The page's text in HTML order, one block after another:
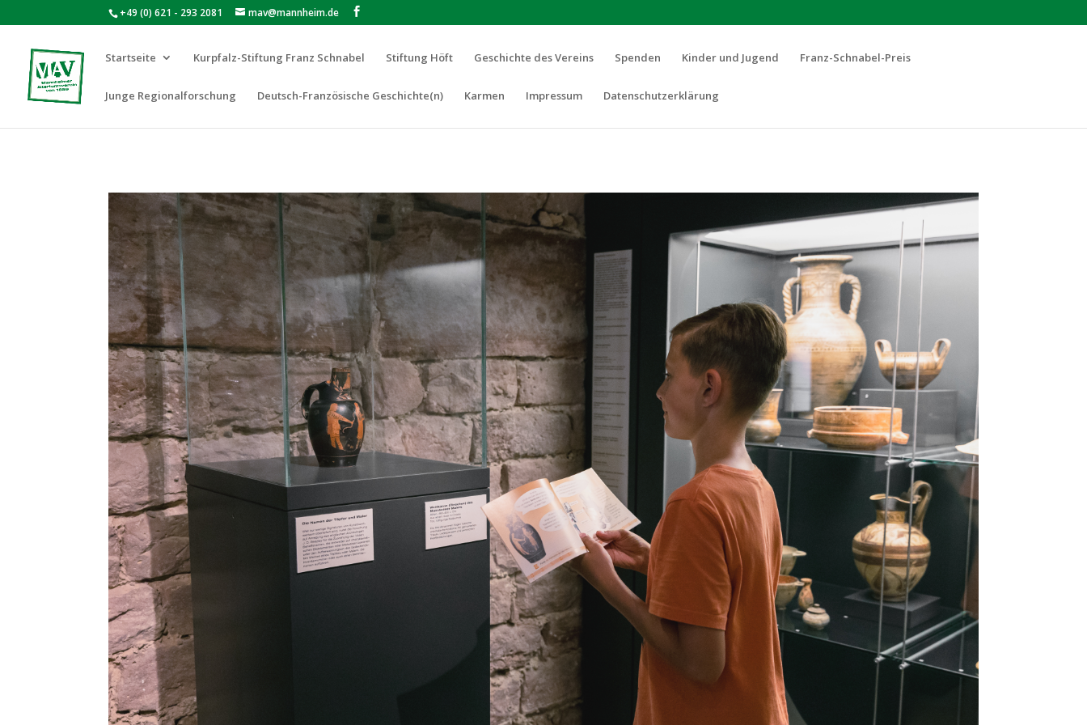
+49 (0) 621 - 293 2081 mav@mannheim.de
Startseite Kurpfalz-Stiftung Franz Schnabel Stiftung Höft Geschichte des Vereins Spenden Kinder und Jugend Franz-Schnabel-Preis
Junge Regionalforschung Deutsch-Französische Geschichte(n) Karmen Impressum Datenschutzerklärung